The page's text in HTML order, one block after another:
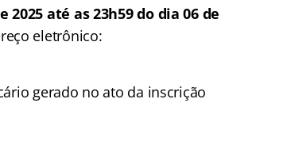
2025 até as 23h59 do dia 06 de
eletrônico:
gerado no ato da inscrição